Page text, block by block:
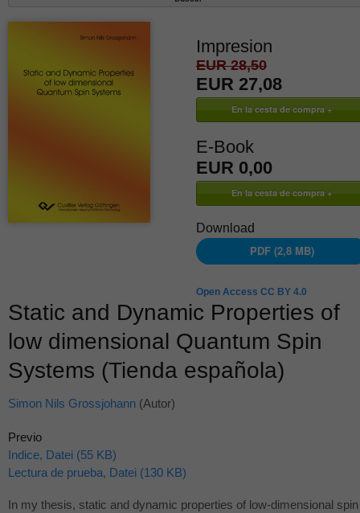
Impresion
EUR 28,50
EUR 27,08
E-Book
EUR 0,00
Download
PDF (2,8 MB)
Open Access CC BY 4.0
Static and Dynamic Properties of
low dimensional Quantum Spin
Systems (Tienda española)
Simon Nils Grossjohann (Autor)
Previo
Indice, Datei (55 KB)
Lectura de prueba, Datei (130 KB)
In my thesis, static and dynamic properties of low-dimensional spin